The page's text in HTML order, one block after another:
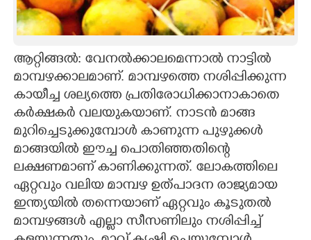
ASTRO
CARTOONS
LITERATURE
CONTACT US
ആറ്റിങ്ങൽ: വേനൽക്കാലമെന്നാൽ നാട്ടിൽ
മാമ്പഴക്കാലമാണ്. മാമ്പഴത്തെ നശിപ്പിക്കുന്ന
കായീച്ച ശല്യത്തെ പ്രതിരോധിക്കാനാകാതെ
കർക്ഷകർ വലയുകയാണ്. നാടൻ മാങ്ങ
മുറിച്ചെടുക്കുമ്പോൾ കാണുന്ന പുഴുക്കൾ
മാങ്ങയിൽ ഈച്ച പൊതിഞ്ഞതിന്റെ
ലക്ഷണമാണ് കാണിക്കുന്നത്. ലോകത്തിലെ
ഏറ്റവും വലിയ മാമ്പഴ ഉത്പാദന രാജ്യമായ
ഇന്ത്യയിൽ തന്നെയാണ് ഏറ്റവും കൂടുതൽ
മാമ്പഴങ്ങൾ എല്ലാ സീസണിലും നശിപ്പിച്ച്